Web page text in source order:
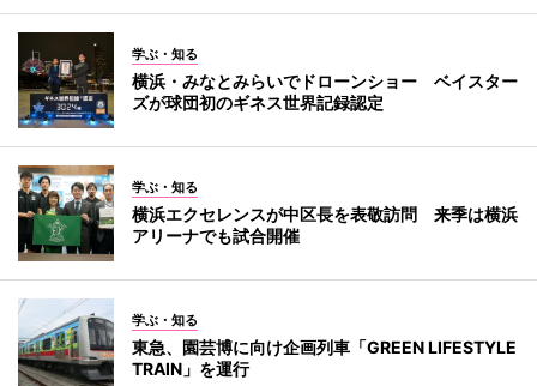
学ぶ・知る
横浜・みなとみらいでドローンショー ベイスター
ズが球団初のギネス世界記録認定
学ぶ・知る
横浜エクセレンスが中区長を表敬訪問 来季は横浜
アリーナでも試合開催
学ぶ・知る
東急、園芸博に向け企画列車「GREEN LIFESTYLE
TRAIN」を運行